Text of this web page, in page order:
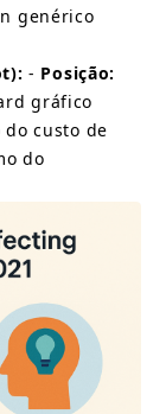
genérico
- Posição:
gráfico
custo de
do